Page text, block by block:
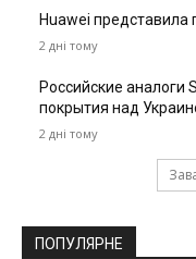
Huawei представила
2 дні тому
Российские аналоги
покрытия над
2 дні тому
ПОПУЛЯРНЕ